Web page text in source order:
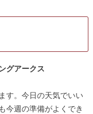
グアークス
す。今日の天気でいい
今週の準備がよくでき